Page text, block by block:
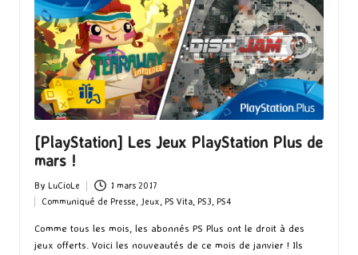
[PlayStation] Les Jeux PlayStation Plus de
mars !
Posted
by
By LuCioLe 1 mars 2017
in
Communiqué de Presse, Jeux,PS Vita,PS3,PS4
Comme tous les mois, les abonnés PS Plus ont le droit à des
jeux offerts. Voici les nouveautés de ce mois de janvier ! Ils